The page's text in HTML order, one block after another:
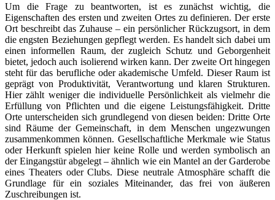
Um die Frage zu beantworten, ist es zunächst wichtig, die
Eigenschaften des ersten und zweiten Ortes zu definieren. Der erste
Ort beschreibt das Zuhause – ein persönlicher Rückzugsort, in dem
die engsten Beziehungen gepflegt werden. Es handelt sich dabei um
einen informellen Raum, der zugleich Schutz und Geborgenheit
bietet, jedoch auch isolierend wirken kann. Der zweite Ort hingegen
steht für das berufliche oder akademische Umfeld. Dieser Raum ist
geprägt von Produktivität, Verantwortung und klaren Strukturen.
Hier zählt weniger die individuelle Persönlichkeit als vielmehr die
Erfüllung von Pflichten und die eigene Leistungsfähigkeit. Dritte
Orte unterscheiden sich grundlegend von diesen beiden: Dritte Orte
sind Räume der Gemeinschaft, in dem Menschen ungezwungen
zusammenkommen können. Gesellschaftliche Merkmale wie Status
oder Herkunft spielen hier keine Rolle und werden symbolisch an
der Eingangstür abgelegt – ähnlich wie ein Mantel an der Garderobe
eines Theaters oder Clubs. Diese neutrale Atmosphäre schafft die
Grundlage für ein soziales Miteinander, das frei von äußeren
Zuschreibungen ist.